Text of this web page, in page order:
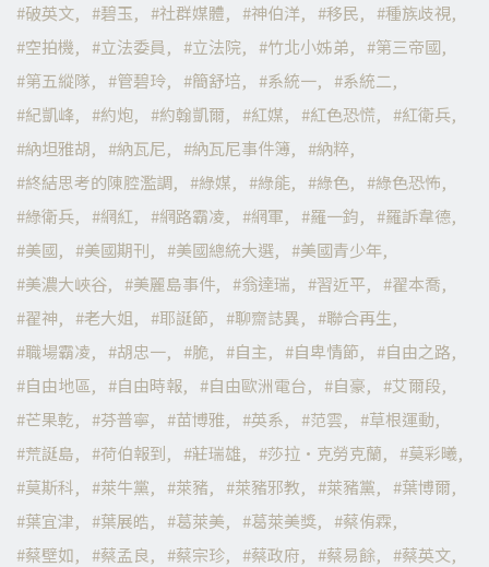
破英文
碧玉 社群媒體 神伯洋 移民
種族歧視
空拍機
立法委員 立法院 竹北小姊弟
第三帝國
第五縱隊
管碧玲 簡舒培 系統一
系統二
紀凱峰
約炮 約翰凱爾 紅媒 紅色恐慌
紅衛兵
納坦雅胡
納瓦尼 納瓦尼事件簿
納粹
終結思考的陳腔濫調
綠媒 綠能 綠色
綠色恐怖
綠衛兵
網紅 網路霸凌 網軍 羅一鈞
羅訴韋德
美國
美國期刊 美國總統大選
美國青少年
美濃大峽谷
美麗島事件 翁達瑞 習近平
翟本喬
翟神
老大姐 耶誕節 聊齋誌異
聯合再生
職場霸凌
胡忠一 脆 自主 自卑情節
自由之路
自由地區
自由時報 自由歐洲電台 自豪
艾爾段
芒果乾
芬普寧 苗博雅 英系 范雲
草根運動
荒誕島
荷伯報到 莊瑞雄 莎拉·克勞克蘭
莫彩曦
莫斯科
萊牛黨 萊豬 萊豬邪教 萊豬黨
葉博爾
葉宜津
葉展皓 葛萊美 葛萊美獎
蔡侑霖
蔡壁如
蔡孟良 蔡宗珍 蔡政府 蔡易餘
蔡英文